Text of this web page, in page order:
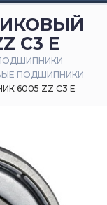
C3 E
ПОДШИПНИКИ
6005 ZZ C3 E